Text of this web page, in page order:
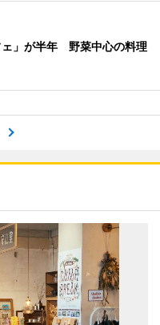
ェ」が半年 野菜中心の料理